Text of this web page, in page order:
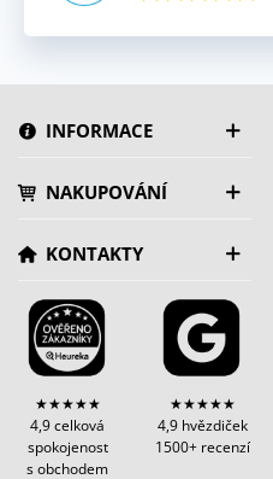
INFORMACE
NAKUPOVÁNÍ
KONTAKTY
★★★★★
4,9 celková
spokojenost
s obchodem
★★★★★
4,9 hvězdiček
1500+ recenzí